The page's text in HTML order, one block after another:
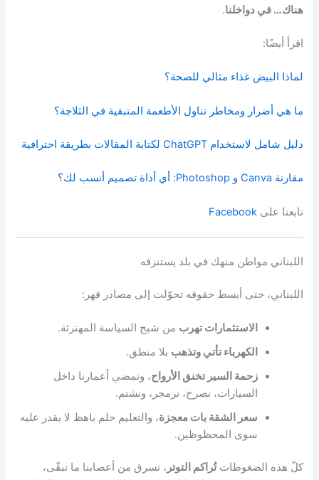
هناك… في دواخلنا.
اقرأ أيضًا:
لماذا البيض غذاء مثالي للصحة؟
ما هي أضرار ومخاطر تناول الأطعمة المتبقية في الثلاجة؟
دليل شامل لاستخدام ChatGPT لكتابة المقالات بطريقة احترافية
مقارنة Canva و Photoshop: أي أداة تصميم أنسب لك؟
تابعنا علىFacebook
اللبناني مواطن منهك في بلد يستنزفه
اللبناني، حتى أبسط حقوقه تحوّلت إلى مصادر قهر:
الاستثمارات تهرب من شبح السياسة المهترئة.
الكهرباء تأتي وتذهب بلا منطق.
زحمة السير تخنق الأرواح، ونمضي أعمارنا داخل
السيارات، نصرخ، نزمجر، ونشتم.
سعر الشقة بات معجزة، والتعليم حلم باهظ لا يقدر عليه
سوى المحظوظين.
كلّ هذه الضغوطاتتُراكم التوتر ، تسرق من أعصابنا ما تبقّى،